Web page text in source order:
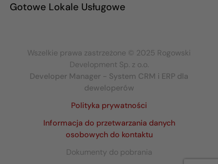
Gotowe Lokale Usługowe
Wszelkie prawa zastrzeżone © 2025 Rogowski
Development Sp. z o.o.
Developer Manager - System CRM i ERP dla
deweloperów
Polityka prywatności
Informacja do przetwarzania danych
osobowych do kontaktu
Dokumenty do pobrania